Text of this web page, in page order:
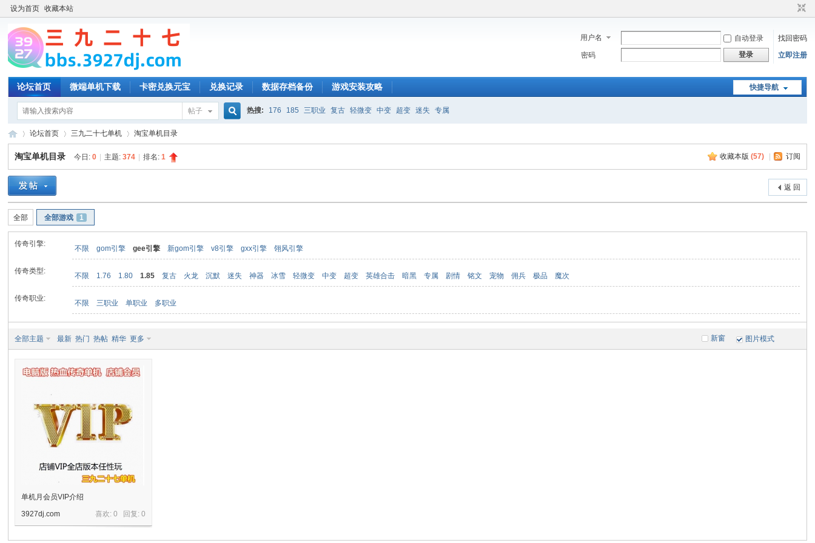
设为首页 收藏本站
用户名 自动登录
找回密码
密码
登录 立即注册
快捷导航
论坛首页 微端单机下载 卡密兑换元宝 兑换记录 数据存档备份 游戏安装攻略
帖子 热搜: 176 185 三职业 复古 轻微变 中变 超变 迷失 专属
»
论坛首页 三九二十七单机 淘宝单机目录
收藏本版 (57) 订阅
淘宝单机目录 今日:0 主题:374 排名:1
返 回
全部 全部游戏 1
传奇引擎:
不限 gom引擎 gee引擎 新gom引擎 v8引擎 gxx引擎 翎风引擎
传奇类型:
不限 1.76 1.80 1.85 复古 火龙 沉默 迷失 神器 冰雪 轻微变 中变 超变 英雄合击 暗黑 专属 剧情 铭文 宠物 佣兵 极品 魔次
传奇职业:
不限 三职业 单职业 多职业
新窗
全部主题 最新 热门 热帖 精华 更多 图片模式
单机月会员VIP介绍
喜欢: 0 回复:0
3927dj.com